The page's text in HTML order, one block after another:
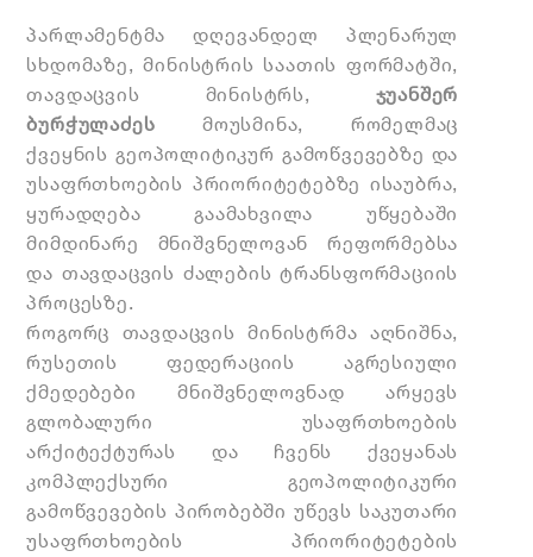
პარლამენტმა დღევანდელ პლენარულ
სხდომაზე, მინისტრის საათის ფორმატში,
თავდაცვის მინისტრს, ჯუანშერ
ბურჭულაძეს მოუსმინა, რომელმაც
ქვეყნის გეოპოლიტიკურ გამოწვევებზე და
უსაფრთხოების პრიორიტეტებზე ისაუბრა,
ყურადღება გაამახვილა უწყებაში
მიმდინარე მნიშვნელოვან რეფორმებსა
და თავდაცვის ძალების ტრანსფორმაციის
პროცესზე.
როგორც თავდაცვის მინისტრმა აღნიშნა,
რუსეთის ფედერაციის აგრესიული
ქმედებები მნიშვნელოვნად არყევს
გლობალური უსაფრთხოების
არქიტექტურას და ჩვენს ქვეყანას
კომპლექსური გეოპოლიტიკური
გამოწვევების პირობებში უწევს საკუთარი
უსაფრთხოების პრიორიტეტების